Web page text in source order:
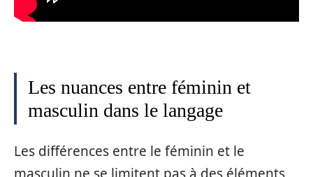
Les nuances entre féminin et
masculin dans le langage
Les différences entre le féminin et le